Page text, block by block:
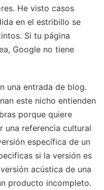
He visto casos
en el estribillo se
Si tu página
Google no tiene
una entrada de blog.
este nicho entienden
porque quiere
una referencia cultural
específica de un
si la versión es
acústica de una
producto incompleto.